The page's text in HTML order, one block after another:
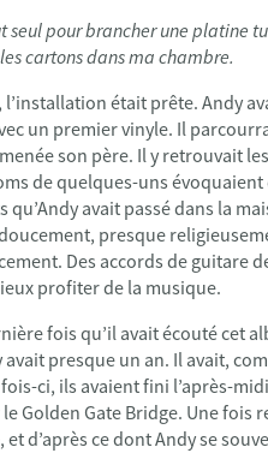
pour brancher une platine
cartons dans ma chambre.
était prête. Andy
un premier vinyle. Il
son père. Il y retrouvait
de quelques-uns
avait passé dans la
presque
Des accords de guitare
profiter de la musique.
fois qu’il avait écouté cet
avait presque un an. Il avait,
ci, ils avaient fini l’après-
Golden Gate Bridge. Une
d’après ce dont Andy se